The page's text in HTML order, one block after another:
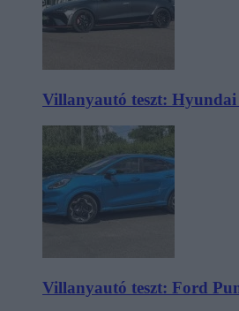
Villanyautó teszt:
Villanyautó teszt: Ford